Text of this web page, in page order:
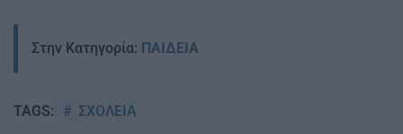
Στην Κατηγορία: ΠΑΙΔΕΙΑ
TAGS: ΣΧΟΛΕΙΑ